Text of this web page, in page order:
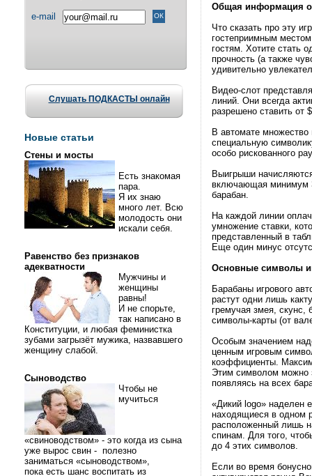
e-mail
Слушать ПОДКАСТЫ онлайн
Новые статьи
Стены и мосты
Есть знакомая
пара.
Я их знаю
много лет. Всю
молодость они
искали себя.
Равенство без признаков
адекватности
Мужчины и
женщины
равны!
И не спорьте,
так написано в
Конституции, и любая феминистка
зубами загрызёт мужика, назвавшего
женщину слабой.
Сыноводство
Чтобы не
мучиться
«свиноводством» - это когда из сына
уже вырос свин - полезно
заниматься «сыноводством»,
пока есть шанс воспитать из
Общая информация
Что сказать про эту
гостеприимным
гостям. Хотите стать
прочность (а также
удивительно
Видео-слот
линий. Они всегда
разрешено ставить от
В автомате множество
специальную
особо рискованного
Выигрыши
включающая минимум
барабан.
На каждой линии
умножение ставки,
представленный в
Еще один минус
Основные символы
Барабаны игрового
растут одни лишь
гремучая змея, скунс,
символы-карты (от
Особым значением
ценным игровым
коэффициенты.
Этим символом можно
появляясь на всех
«Дикий logo» наделен
находящиеся в одном
расположенный лишь
спинам. Для того,
до 4 этих символов.
Если во время